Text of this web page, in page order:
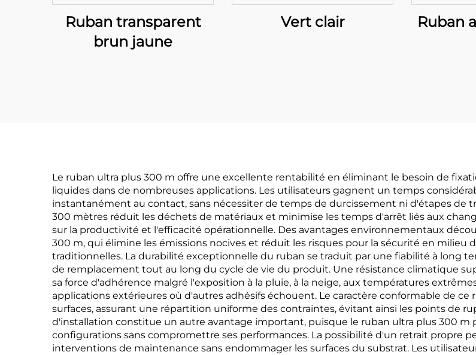
Ruban transparent
brun jaune
Vert clair Ruban
Le ruban ultra plus 300 m offre une excellente rentabilité en éliminant le besoin de
liquides dans de nombreuses applications. Les utilisateurs gagnent un temps
instantanément au contact, sans nécessiter de temps de durcissement ni d'étapes de
300 mètres réduit les déchets de matériaux et minimise les temps d'arrêt liés aux
sur la productivité et l'efficacité opérationnelle. Des avantages environnementaux
300 m, qui élimine les émissions nocives et réduit les risques pour la sécurité en milieu
traditionnelles. La durabilité exceptionnelle du ruban se traduit par une fiabilité à long
de remplacement tout au long du cycle de vie du produit. Une résistance climatique
sa force d'adhérence malgré l'exposition à la pluie, à la neige, aux températures
applications extérieures où d'autres adhésifs échouent. Le caractère conformable de
surfaces, assurant une répartition uniforme des contraintes, évitant ainsi les points de
d'installation constitue un autre avantage important, puisque le ruban ultra plus 300
configurations sans compromettre ses performances. La possibilité d'un retrait propre
interventions de maintenance sans endommager les surfaces du substrat. Les